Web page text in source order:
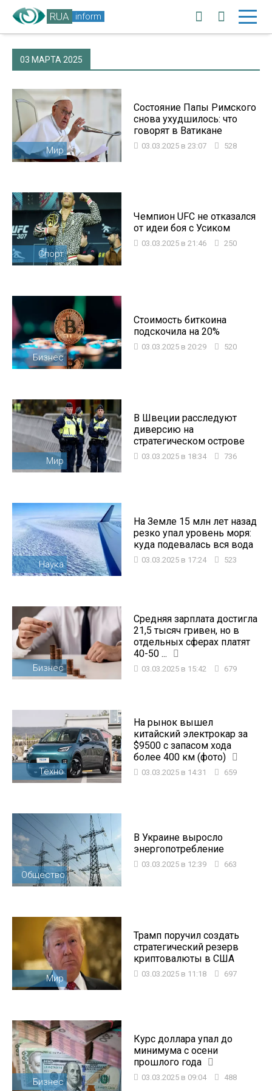
RUA inform
03 МАРТА 2025
Мир
Состояние Папы Римского
снова ухудшилось: что
говорят в Ватикане
03.03.2025 в 23:07 528
Спорт
Чемпион UFC не отказался
от идеи боя с Усиком
03.03.2025 в 21:46 250
Бизнес
Стоимость биткоина
подскочила на 20%
03.03.2025 в 20:29 520
Мир
В Швеции расследуют
диверсию на
стратегическом острове
03.03.2025 в 18:34 736
Наука
На Земле 15 млн лет назад
резко упал уровень моря:
куда подевалась вся вода
03.03.2025 в 17:24 523
Бизнес
Средняя зарплата достигла
21,5 тысяч гривен, но в
отдельных сферах платят
40-50 ...
03.03.2025 в 15:42 679
Техно
На рынок вышел
китайский электрокар за
$9500 с запасом хода
более 400 км (фото)
03.03.2025 в 14:31 659
Общество
В Украине выросло
энергопотребление
03.03.2025 в 12:39 663
Мир
Трамп поручил создать
стратегический резерв
криптовалюты в США
03.03.2025 в 11:18 697
Бизнес
Курс доллара упал до
минимума с осени
прошлого года
03.03.2025 в 09:04 488